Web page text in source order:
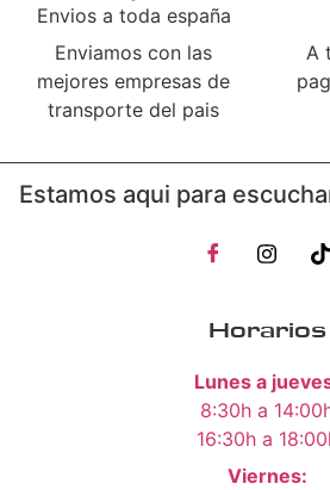
Envios a toda españa
Enviamos con las
mejores empresas de
transporte del pais
A
Estamos aqui para
Horarios
Lunes a
8:30h a
16:30h a
Viernes: